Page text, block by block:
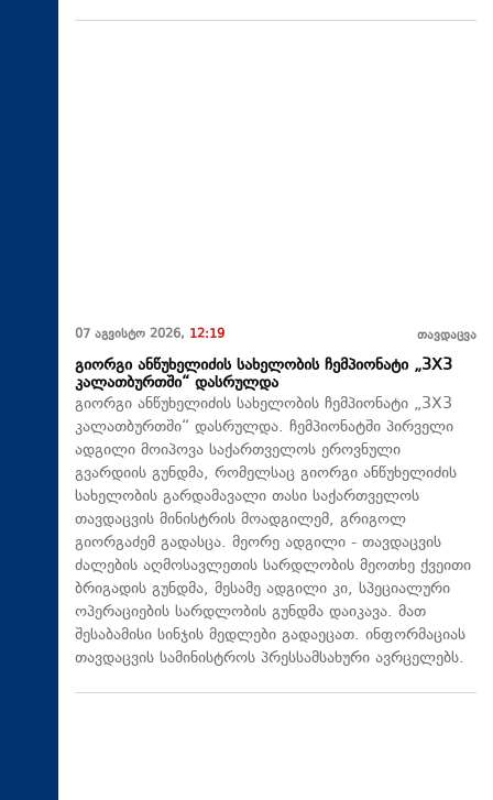
07 აგვისტო 2026, 12:19 თავდაცვა
გიორგი ანწუხელიძის სახელობის ჩემპიონატი „3X3
კალათბურთში“ დასრულდა
გიორგი ანწუხელიძის სახელობის ჩემპიონატი „3X3
კალათბურთში“ დასრულდა. ჩემპიონატში პირველი
ადგილი მოიპოვა საქართველოს ეროვნული
გვარდიის გუნდმა, რომელსაც გიორგი ანწუხელიძის
სახელობის გარდამავალი თასი საქართველოს
თავდაცვის მინისტრის მოადგილემ, გრიგოლ
გიორგაძემ გადასცა. მეორე ადგილი - თავდაცვის
ძალების აღმოსავლეთის სარდლობის მეოთხე ქვეითი
ბრიგადის გუნდმა, მესამე ადგილი კი, სპეციალური
ოპერაციების სარდლობის გუნდმა დაიკავა. მათ
შესაბამისი სინჯის მედლები გადაეცათ. ინფორმაციას
თავდაცვის სამინისტროს პრესსამსახური ავრცელებს.